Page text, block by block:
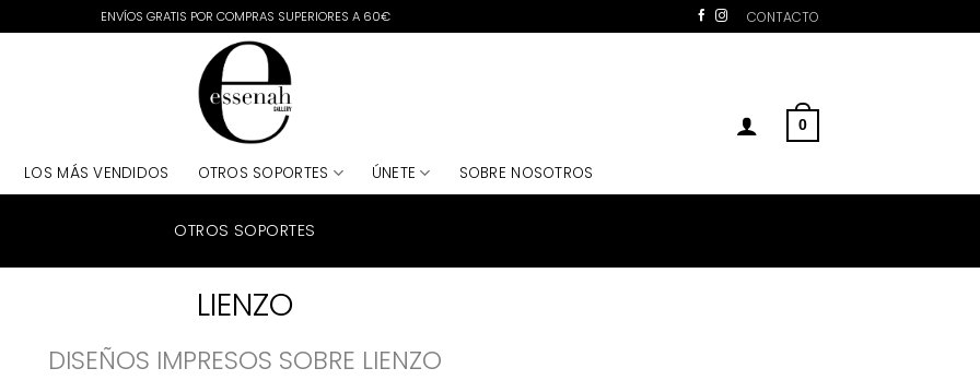
ENVÍOS GRATIS POR COMPRAS SUPERIORES A 60€ CONTACTO
0
LOS MÁS VENDIDOS OTROS SOPORTES ÚNETE SOBRE NOSOTROS
OTROS SOPORTES
LIENZO
DISEÑOS IMPRESOS SOBRE LIENZO